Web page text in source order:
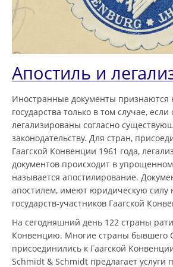
Апостиль и
Иностранные документы признаются
государства только в том случае, если
легализированы согласно
законодательству. Для стран,
Гаагской Конвенции 1961 года,
документов происходит в
называется апостилирование.
апостилем, имеют юридическую силу
государств-участников Гаагской
На сегодняшний день 122 страны
Конвенцию. Многие страны бывшего
присоединились к Гаагской
Schmidt & Schmidt предлагает услуги